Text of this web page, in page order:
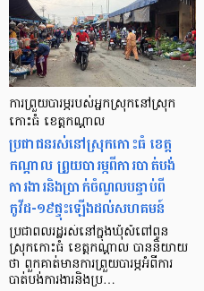
ការព្រួយបារម្ភរបស់អ្នកស្រុក​នៅ​ស្រុក​
កោះធំ ខេត្ត​កណ្ដាល
ប្រជាជន​រស់នៅ​ស្រុក​កោះធំ ខេត្ត​
កណ្តាល ព្រួយ​បារម្ភ​ពី​ការបាត់បង់​
ការងារ​និង​ប្រាក់​ចំណូល​បន្ទាប់​ពី​
កូវីដ-១៩​ផ្ទុះ​ឡើង​ដល់​សហគមន៍
ប្រជាពលរដ្ឋ​រស់នៅ​ក្នុង​ឃុំ​សំពៅពូន
ស្រុក​កោះធំ ខេត្ត​កណ្តាល បាន​និយាយ​
ថា ពួកគាត់​មាន​ការព្រួយ​បារម្ភ​អំពី​ការ​
បាត់បង់​ការងារ​និង​ប្រ…